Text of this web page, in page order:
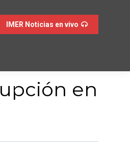
IMER Noticias en vivo
en